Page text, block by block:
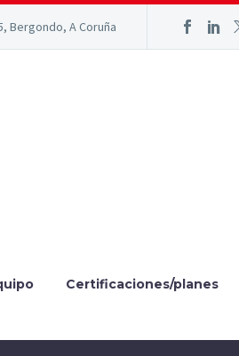
Bergondo, A Coruña
Certificaciones/planes